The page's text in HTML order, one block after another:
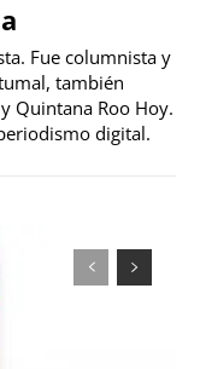
Fue columnista y
también
Quintana Roo Hoy.
digital.